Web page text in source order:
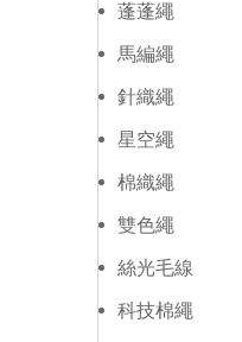
蓬蓬繩
馬編繩
針織繩
星空繩
棉織繩
雙色繩
絲光毛線
科技棉繩